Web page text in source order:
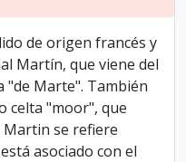
de origen francés y
Martín, que viene del
"de Marte". También
celta "moor", que
Martin se refiere
asociado con el